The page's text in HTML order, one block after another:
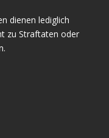
dienen lediglich
zu Straftaten oder